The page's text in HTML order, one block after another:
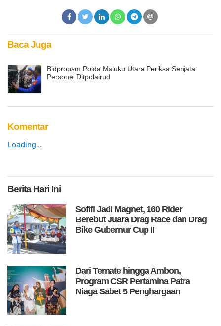
Baca Juga
Bidpropam Polda Maluku Utara Periksa Senjata
Personel Ditpolairud
Komentar
Loading...
BeritaHari Ini
Sofifi Jadi Magnet, 160 Rider
Berebut Juara Drag Race dan Drag
Bike Gubernur Cup II
Dari Ternate hingga Ambon,
Program CSR Pertamina Patra
Niaga Sabet 5 Penghargaan